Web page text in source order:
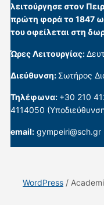
λειτούργησε στον
πρώτη φορά το 1847
του οφείλεται στη
Ώρες Λειτουργίας:
Διεύθυνση: Σωτήρος
Τηλέφωνα: +30 210
4114050
email:gympeiri@sch.gr
WordPress /